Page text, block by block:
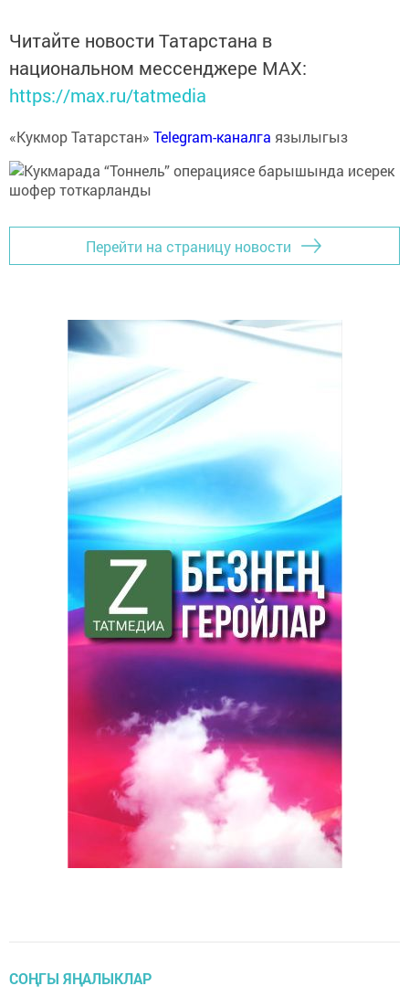
Читайте новости Татарстана в
национальном мессенджере MАХ:
https://max.ru/tatmedia
«Кукмор Татарстан» Telegram-каналга язылыгыз
Перейти на страницу новости
СОҢГЫ ЯҢАЛЫКЛАР